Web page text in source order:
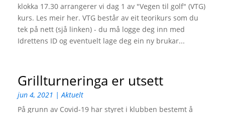
klokka 17.30 arrangerer vi dag 1 av "Vegen til golf" (VTG)
kurs. Les meir her. VTG består av eit teorikurs som du
tek på nett (sjå linken) - du må logge deg inn med
Idrettens ID og eventuelt lage deg ein ny brukar...
Grillturneringa er utsett
jun 4, 2021 |Aktuelt
På grunn av Covid-19 har styret i klubben bestemt å